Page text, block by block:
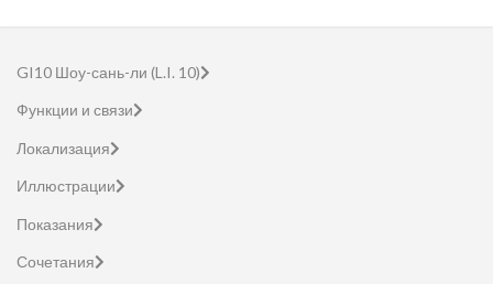
GI10 Шоу-сань-ли (L.I. 10)
Функции и связи
Локализация
Иллюстрации
Показания
Сочетания